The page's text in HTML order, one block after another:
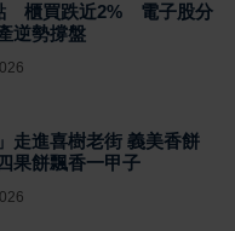
櫃買跌近2% 電子股分
逆勢撐盤
走進喜樹老街 義美香餅
果餅飄香一甲子